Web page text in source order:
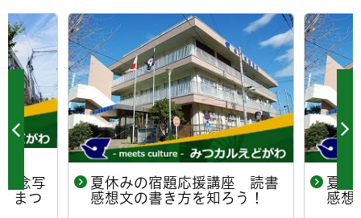
念写
まつ
夏休みの宿題応援講座 読書
感想文の書き方を知ろう！
夏
感想